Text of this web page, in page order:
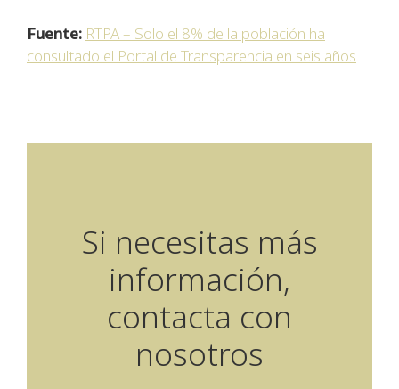
Fuente: RTPA – Solo el 8% de la población ha
consultado el Portal de Transparencia en seis años
Si necesitas más
información,
contacta con
nosotros